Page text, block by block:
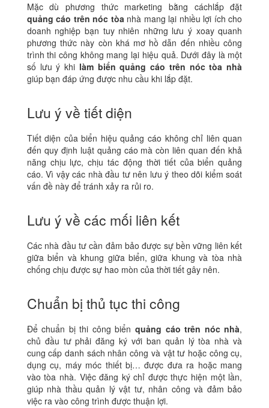
Mặc dù phương thức marketing bằng cáchlắp đặt
quảng cáo trên nóc tòa nhà mang lại nhiều lợi ích cho
doanh nghiệp bạn tuy nhiên những lưu ý xoay quanh
phương thức này còn khá mơ hồ dẫn đến nhiều công
trình thi công không mang lại hiệu quả. Dưới đây là một
số lưu ý khi làm biển quảng cáo trên nóc tòa nhà
giúp bạn đáp ứng được nhu cầu khi lắp đặt.
Lưu ý về tiết diện
Tiết diện của biển hiệu quảng cáo không chỉ liên quan
đến quy định luật quảng cáo mà còn liên quan đến khả
năng chịu lực, chịu tác động thời tiết của biển quảng
cáo. Vì vậy các nhà đầu tư nên lưu ý theo dõi kiểm soát
vấn đề này để tránh xảy ra rủi ro.
Lưu ý về các mối liên kết
Các nhà đầu tư cần đảm bảo được sự bền vững liên kết
giữa biển và khung giữa biển, giữa khung và tòa nhà
chống chịu được sự hao mòn của thời tiết gây nên.
Chuẩn bị thủ tục thi công
Để chuẩn bị thi công biểnquảng cáo trên nóc nhà,
chủ đầu tư phải đăng ký với ban quản lý tòa nhà và
cung cấp danh sách nhân công và vật tư hoặc công cụ,
dụng cụ, máy móc thiết bị… được đưa ra hoặc mang
vào tòa nhà. Việc đăng ký chỉ được thực hiện một lần,
giúp nhà thầu quản lý vật tư, nhân công và đảm bảo
việc ra vào công trình được thuận lợi.